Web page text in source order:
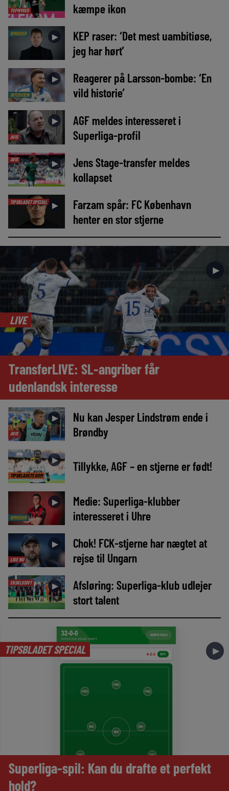
TOPNYHED
kæmpe ikon
NYHEDER ►
KEP raser: ‘Det mest uambitiøse,
jeg har hørt’
INTERVIEW
►
Reagerer på Larsson-bombe: ‘En
vild historie’
AVIS
►
AGF meldes interesseret i
Superliga-profil
AVIS ►
Jens Stage-transfer meldes
kollapset
TIPSBLADET SPECIAL ►
Farzam spår: FC København
henter en stor stjerne
►
LIVE
TransferLIVE: SL-angriber får
udenlandsk interesse
AVIS
►
Nu kan Jesper Lindstrøm ende i
Brøndby
TIPSBLADETS DOM
► Tillykke, AGF – en stjerne er født!
NYHEDER
►
Medie: Superliga-klubber
interesseret i Uhre
LIGE NU
►
Chok! FCK-stjerne har nægtet at
rejse til Ungarn
EKSKLUSIVT ►
Afsløring: Superliga-klub udlejer
stort talent
TIPSBLADET SPECIAL ►
Superliga-spil: Kan du drafte et perfekt
hold?